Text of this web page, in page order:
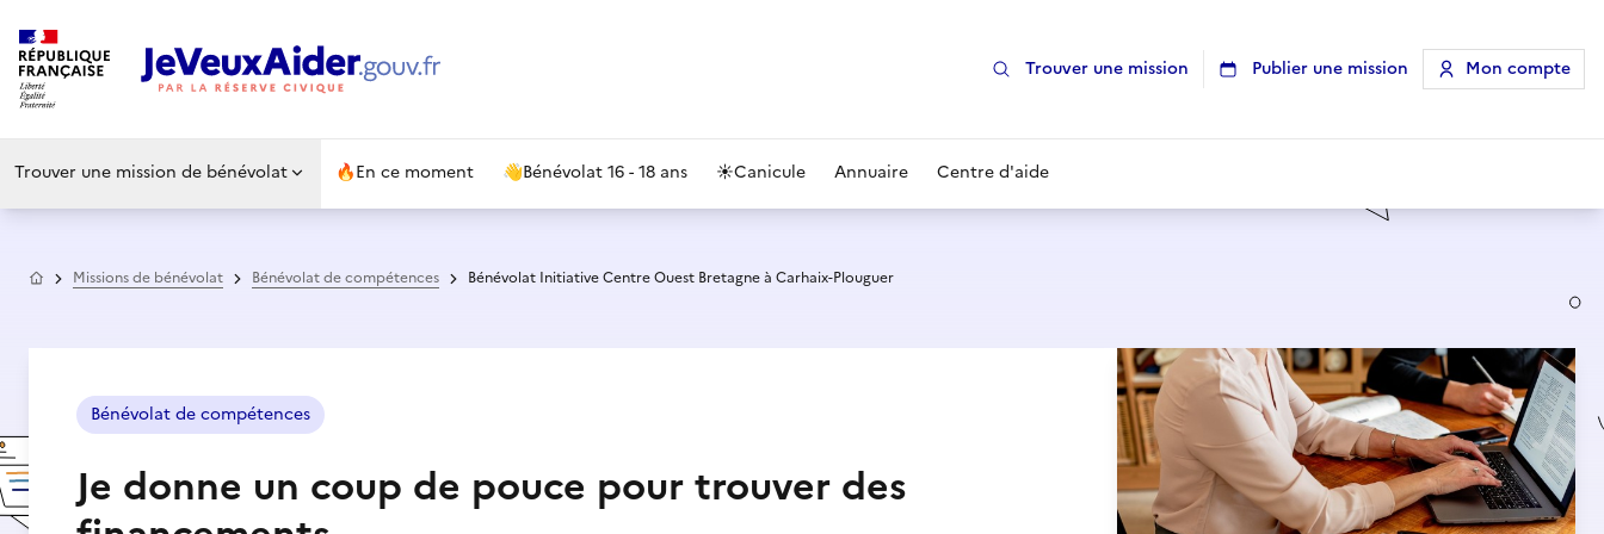
Trouver une mission Publier une mission Mon compte
Trouver une mission de bénévolat 🔥En ce moment 👋Bénévolat 16 - 18 ans ☀️Canicule Annuaire Centre d'aide
AccueilMissions de bénévolat Bénévolat de compétences Bénévolat Initiative Centre Ouest Bretagne à Carhaix-Plouguer
Bénévolat de compétences
Je donne un coup de pouce pour trouver des